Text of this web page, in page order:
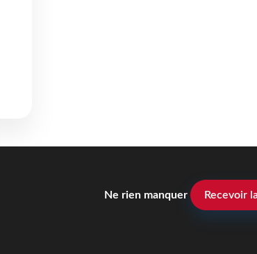
Ne rien manquer Recevoir